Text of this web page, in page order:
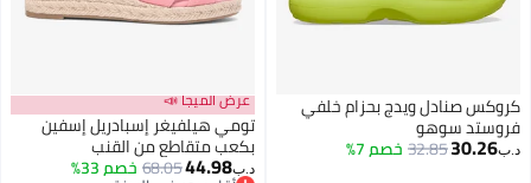
كروكس صنادل ويدج بحزام خلفي
فروستد سوهو
د.ب‏30.26
32.85خصم 7%
عرض الميجا 📣
تومي هيلفيغر إسبادريل إسفين
بكعب متقاطع من القنب
د.ب‏44.98
68.05خصم 33%